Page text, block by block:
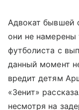
Адвокат бывшей
они не намерены
футболиста с
данный момент
вредит детям
«Зенит»
несмотря на